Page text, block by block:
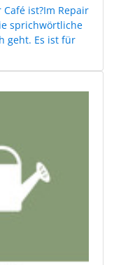
ist?Im Repair
sprichwörtliche
geht. Es ist für